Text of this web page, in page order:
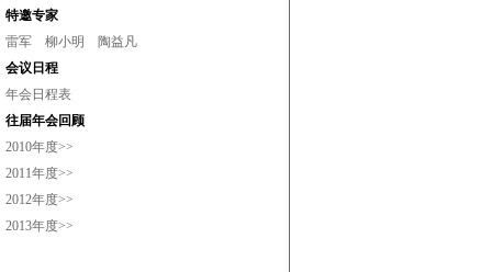
特邀专家
雷军
柳小明
陶益凡
会议日程
年会日程表
往届年会回顾
2010年度>>
2011年度>>
2012年度>>
2013年度>>